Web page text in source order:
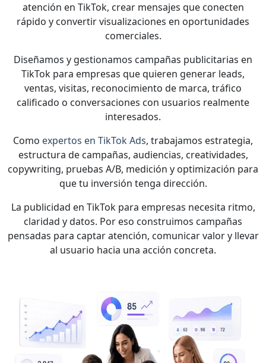
atención en TikTok, crear mensajes que conecten
rápido y convertir visualizaciones en oportunidades
comerciales.
Diseñamos y gestionamos campañas publicitarias en
TikTok para empresas que quieren generar leads,
ventas, visitas, reconocimiento de marca, tráfico
calificado o conversaciones con usuarios realmente
interesados.
Como expertos en TikTok Ads, trabajamos estrategia,
estructura de campañas, audiencias, creatividades,
copywriting, pruebas A/B, medición y optimización para
que tu inversión tenga dirección.
La publicidad en TikTok para empresas necesita ritmo,
claridad y datos. Por eso construimos campañas
pensadas para captar atención, comunicar valor y llevar
al usuario hacia una acción concreta.